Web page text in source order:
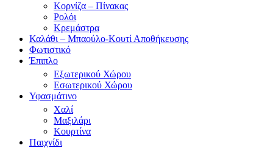
Κορνίζα – Πίνακας
Ρολόι
Κρεμάστρα
Καλάθι – Μπαούλο-Κουτί Αποθήκευσης
Φωτιστικό
Έπιπλο
Εξωτερικού Χώρου
Εσωτερικού Χώρου
Υφασμάτινο
Χαλί
Μαξιλάρι
Κουρτίνα
Παιχνίδι